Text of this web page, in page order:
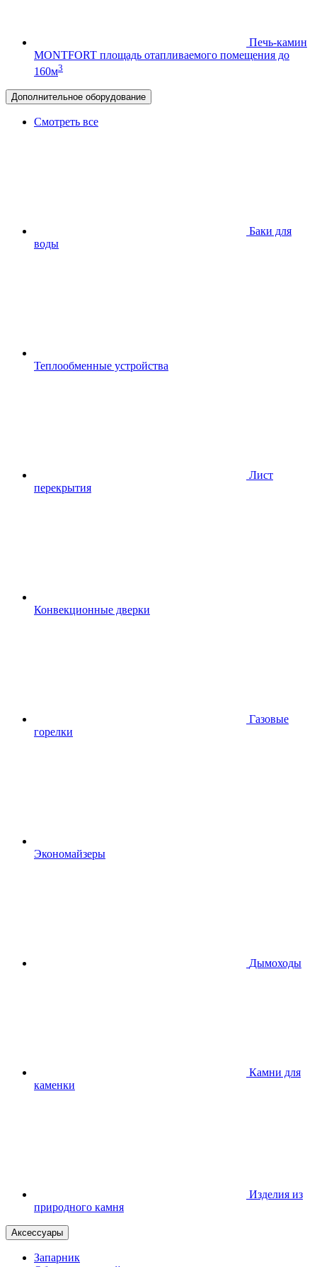
Печь-камин
MONTFORT площадь отапливаемого помещения до
160м3
Дополнительное оборудование
Смотреть все
Баки для
воды
Теплообменные устройства
Лист
перекрытия
Конвекционные дверки
Газовые
горелки
Экономайзеры
Дымоходы
Камни для
каменки
Изделия из
природного камня
Аксессуары
Запарник